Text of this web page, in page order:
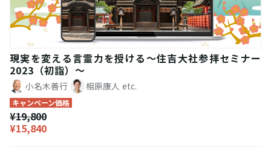
現実を変える言霊力を授ける〜住吉大社参拝セミナー
2023（初詣）〜
小名木善行 相原康人 etc.
キャンペーン価格
¥19,800
¥15,840